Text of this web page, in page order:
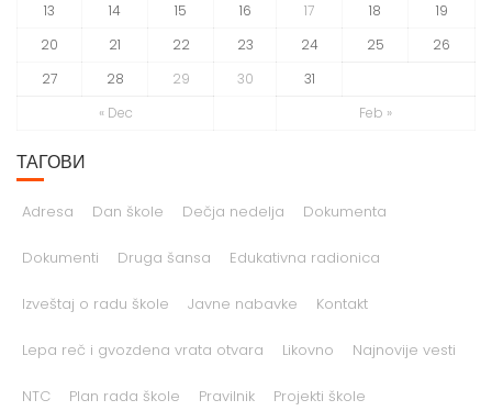
« Dec Feb »
13
14 15 16 17 18
19
20
21 22 23 24 25
26
27
28 29 30 31
ТАГОВИ
Adresa Dan škole Dečja nedelja Dokumenta
Dokumenti Druga šansa Edukativna radionica
Izveštaj o radu škole Javne nabavke Kontakt
Lepa reč i gvozdena vrata otvara Likovno Najnovije vesti
NTC Plan rada škole Pravilnik Projekti škole